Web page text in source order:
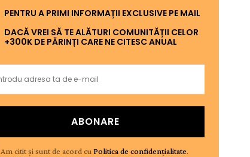
PENTRU A PRIMI INFORMAȚII EXCLUSIVE PE MAIL
DACĂ VREI SĂ TE ALĂTURI COMUNITĂȚII CELOR
+300K DE PĂRINȚI CARE NE CITESC ANUAL
ABONARE
Am citit și sunt de acord cuPolitica de confidențialitate.